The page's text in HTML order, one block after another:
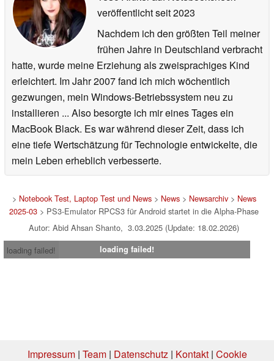
veröffentlichtseit 2023
Nachdem ich den größten Teil meiner
frühen Jahre in Deutschland verbracht
hatte, wurde meine Erziehung als zweisprachiges Kind
erleichtert. Im Jahr 2007 fand ich mich wöchentlich
gezwungen, mein Windows-Betriebssystem neu zu
installieren ... Also besorgte ich mir eines Tages ein
MacBook Black. Es war während dieser Zeit, dass ich
eine tiefe Wertschätzung für Technologie entwickelte, die
mein Leben erheblich verbesserte.
> Notebook Test, Laptop Test und News> News> Newsarchiv> News
2025-03 > PS3-Emulator RPCS3 für Android startet in die Alpha-Phase
Autor: Abid Ahsan Shanto, 3.03.2025 (Update: 18.02.2026)
loading failed!
loading failed!
Impressum| Team| Datenschutz| Kontakt| Cookie